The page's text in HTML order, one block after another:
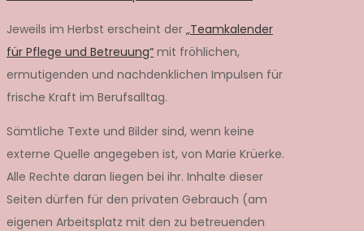
Jeweils im Herbst erscheint der „Teamkalender
für Pflege und Betreuung“ mit fröhlichen,
ermutigenden und nachdenklichen Impulsen für
frische Kraft im Berufsalltag.
Sämtliche Texte und Bilder sind, wenn keine
externe Quelle angegeben ist, von Marie Krüerke.
Alle Rechte daran liegen bei ihr. Inhalte dieser
Seiten dürfen für den privaten Gebrauch (am
eigenen Arbeitsplatz mit den zu betreuenden